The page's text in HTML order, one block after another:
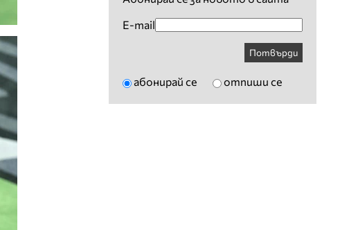
E-mail
Потвърди
абонирай се отпиши се